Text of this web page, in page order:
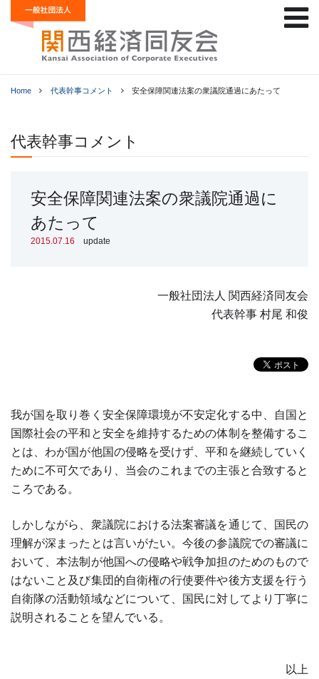
Home 代表幹事コメント 安全保障関連法案の衆議院通過にあたって
代表幹事コメント
安全保障関連法案の衆議院通過に
あたって
2015.07.16 update
一般社団法人 関西経済同友会
代表幹事 村尾 和俊
我が国を取り巻く安全保障環境が不安定化する中、自国と
国際社会の平和と安全を維持するための体制を整備するこ
とは、わが国が他国の侵略を受けず、平和を継続していく
ために不可欠であり、当会のこれまでの主張と合致すると
ころである。
しかしながら、衆議院における法案審議を通じて、国民の
理解が深まったとは言いがたい。今後の参議院での審議に
おいて、本法制が他国への侵略や戦争加担のためのもので
はないこと及び集団的自衛権の行使要件や後方支援を行う
自衛隊の活動領域などについて、国民に対してより丁寧に
説明されることを望んでいる。
以上